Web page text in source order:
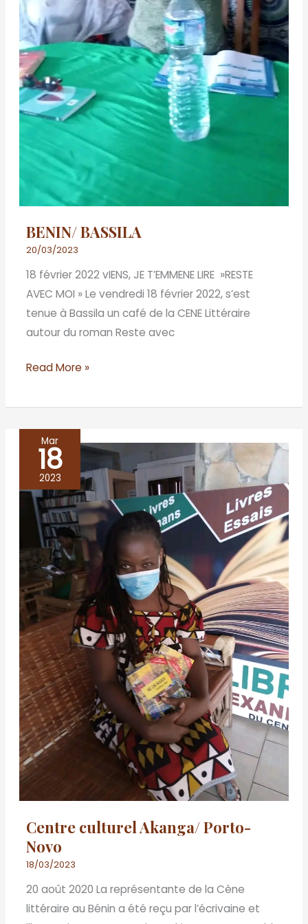
BENIN/ BASSILA
20/03/2023
18 février 2022 vIENS, JE T’EMMENE LIRE »RESTE
AVEC MOI » Le vendredi 18 février 2022, s’est
tenue à Bassila un café de la CENE Littéraire
autour du roman Reste avec
Read More »
Mar
18
2023
Centre culturel Akanga/ Porto-
Novo
18/03/2023
20 août 2020 La représentante de la Cène
littéraire au Bénin a été reçu par l’écrivaine et
Centre
culturel
Akanga/
Porto-
Novo